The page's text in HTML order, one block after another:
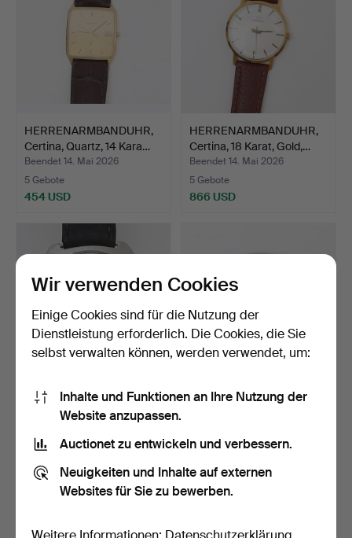
HERRENARMBANDUHR,
Certina, Quartz, 14 Kara…
Beendet 14. Mai 2026
5 Gebote
454 USD
HERRENARMBANDUHR,
Certina, 18 Karat, Gold,…
Beendet 14. Mai 2026
5 Gebote
866 USD
HERRARMBANDUHR,
Eiger, Automatik,
1 Gebot
HERRENARMBANDUHR,
29 Gebote
Wir verwenden Cookies
Einige Cookies sind für die Nutzung der
Dienstleistung erforderlich. Die Cookies, die Sie
selbst verwalten können, werden verwendet, um:
Inhalte und Funktionen an Ihre Nutzung der
Website anzupassen.
Auctionet zu entwickeln und verbessern.
Neuigkeiten und Inhalte auf externen
Websites für Sie zu bewerben.